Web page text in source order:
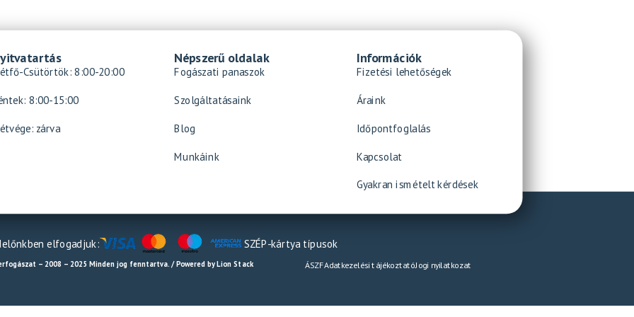
Csütörtök: 8:00-20:00
8:00-15:00
zárva
Népszerű oldalak
Fogászati panaszok
Szolgáltatásaink
Blog
Munkáink
Információk
Fizetési lehetőségek
Áraink
Időpontfoglalás
Kapcsolat
Gyakran ismételt kérdések
elfogadjuk: SZÉP-kártya típusok
– 2008 – 2025 Minden jog fenntartva. / Powered by Lion Stack ÁSZFAdatkezelési tájékoztatóJogi nyilatkozat